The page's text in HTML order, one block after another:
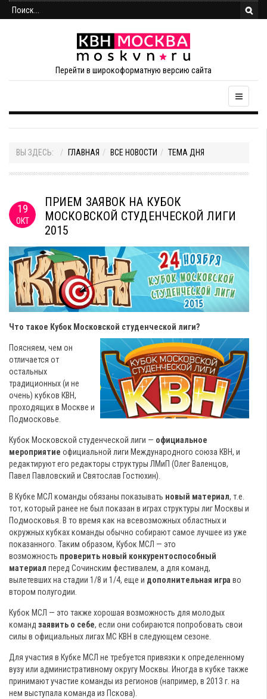
Перейти в широкоформатную версию сайта
ВЫ ЗДЕСЬ: ГЛАВНАЯ ВСЕ НОВОСТИ ТЕМА ДНЯ
19
ОКТ
ПРИЕМ ЗАЯВОК НА КУБОК
МОСКОВСКОЙ СТУДЕНЧЕСКОЙ ЛИГИ
2015
Что такое Кубок Московской студенческой лиги?
Поясняем, чем он
отличается от
остальных
традиционных (и не
очень) кубков КВН,
проходящих в Москве и
Подмосковье.
Кубок Московской студенческой лиги — официальное
мероприятие официальной лиги Международного союза КВН, и
редактируют его редакторы структуры ЛМиП (Олег Валенцов,
Павел Павловский и Святослав Гостюхин).
В Кубке МСЛ команды обязаны показывать новый материал, т.е.
тот, который ранее не был показан в играх структуры лиг Москвы и
Подмосковья. В то время как на всевозможных областных и
окружных кубках команды обычно собирают самое лучшее из уже
показанного. Таким образом, Кубок МСЛ — это
возможность проверить новый конкурентоспособный
материал перед Сочинским фестивалем, а для команд,
вылетевших на стадии 1/8 и 1/4, еще и дополнительная игра во
втором полугодии.
Кубок МСЛ — это также хорошая возможность для молодых
команд заявить о себе, если они собираются попробовать свои
силы в официальных лигах МС КВН в следующем сезоне.
Для участия в Кубке МСЛ не требуется привязки к определенному
вузу или административному округу Москвы. Иногда в кубке также
принимают участие команды из регионов (например, в 2013 г. на
нем выступала команда из Пскова).